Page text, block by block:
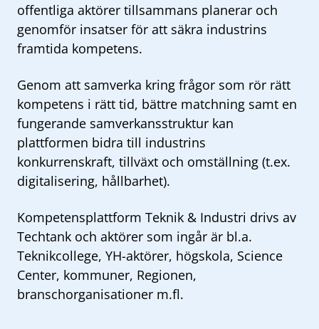
offentliga aktörer tillsammans planerar och
genomför insatser för att säkra industrins
framtida kompetens.
Genom att samverka kring frågor som rör rätt
kompetens i rätt tid, bättre matchning samt en
fungerande samverkansstruktur kan
plattformen bidra till industrins
konkurrenskraft, tillväxt och omställning (t.ex.
digitalisering, hållbarhet).
Kompetensplattform Teknik & Industri drivs av
Techtank och aktörer som ingår är bl.a.
Teknikcollege, YH-aktörer, högskola, Science
Center, kommuner, Regionen,
branschorganisationer m.fl.